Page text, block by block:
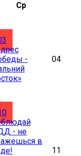
Ср
-
04
- не
в
11